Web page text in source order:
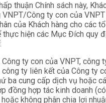
thuận Chính sách này,
Công ty con của
của Khách hàng cho các
hiện các Mục Đích quy
Công ty con của VNPT, công
công ty liên kết của Công ty
ba cung cấp dịch vụ hoặc
đồng hợp tác kinh doanh
hoặc không phân chia lợi